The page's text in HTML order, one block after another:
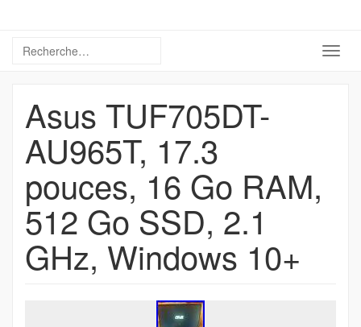
Asus TUF705DT-
AU965T, 17.3
pouces, 16 Go RAM,
512 Go SSD, 2.1
GHz, Windows 10+